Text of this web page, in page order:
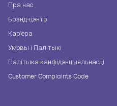
Пра нас
Брэнд-цэнтр
Кар'ера
Умовы і Палітыкі
Палітыка канфідэнцыяльнасці
Customer Complaints Code